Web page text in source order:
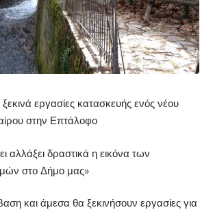
εργασίες κατασκευής ενός νέου
στην Επτάλοφο
αλλάξει δραστικά η εικόνα των
στο Δήμο μας»
και άμεσα θα ξεκινήσουν εργασίες για